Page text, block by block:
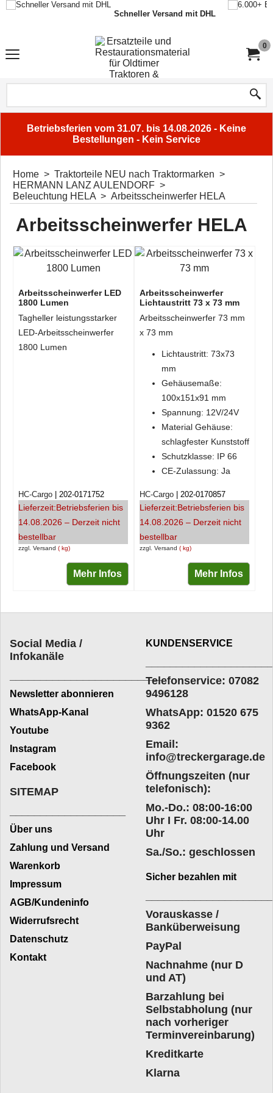
Schneller Versand mit DHL
0
Betriebsferien vom 31.07. bis 14.08.2026 - Keine
Bestellungen - Kein Service
Home > Traktorteile NEU nach Traktormarken >
HERMANN LANZ AULENDORF >
Beleuchtung HELA > Arbeitsscheinwerfer HELA
Arbeitsscheinwerfer HELA
Arbeitsscheinwerfer LED
1800 Lumen
Tagheller leistungsstarker
LED-Arbeitsscheinwerfer
1800 Lumen
zzgl. Versand kg
HC-Cargo 202-0171752
Lieferzeit:Betriebsferien bis
14.08.2026 – Derzeit nicht
bestellbar
Mehr Infos
Arbeitsscheinwerfer
Lichtaustritt 73 x 73 mm
Arbeitsscheinwerfer 73 mm
x 73 mm
Lichtaustritt: 73x73
mm
Gehäusemaße:
100x151x91 mm
Spannung: 12V/24V
Material Gehäuse:
schlagfester Kunststoff
Schutzklasse: IP 66
CE-Zulassung: Ja
zzgl. Versand kg
HC-Cargo 202-0170857
Lieferzeit:Betriebsferien bis
14.08.2026 – Derzeit nicht
bestellbar
Mehr Infos
Social Media /
Infokanäle
_________________________
Newsletter abonnieren
WhatsApp-Kanal
Youtube
Instagram
Facebook
KUNDENSERVICE
Telefonservice: 07082
9496128
WhatsApp: 01520 675
9362
Email:
info@treckergarage.de
Öffnungszeiten (nur
telefonisch):
Mo.-Do.: 08:00-16:00
Uhr I Fr. 08:00-14.00
Uhr
Sa./So.: geschlossen
SITEMAP
Über uns
Zahlung und Versand
Warenkorb
Impressum
AGB/Kundeninfo
Widerrufsrecht
Datenschutz
Kontakt
Sicher bezahlen mit
Vorauskasse /
Banküberweisung
PayPal
Nachnahme (nur D
und AT)
Barzahlung bei
Selbstabholung (nur
nach vorheriger
Terminvereinbarung)
Kreditkarte
Klarna